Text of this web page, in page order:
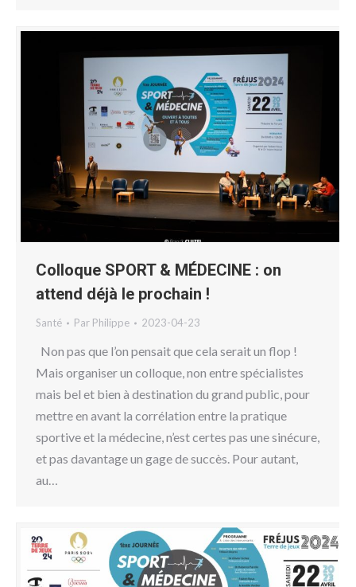
Colloque SPORT & MÉDECINE : on
attend déjà le prochain !
Santé Par Philippe 2023-04-23
Non pas que l’on pensait que cela serait un flop !
Mais organiser un colloque, non entre spécialistes
mais bel et bien à destination du grand public, pour
mettre en avant la corrélation entre la pratique
sportive et la médecine, n’est certes pas une sinécure,
et pas davantage un gage de succès. Pour autant,
au…